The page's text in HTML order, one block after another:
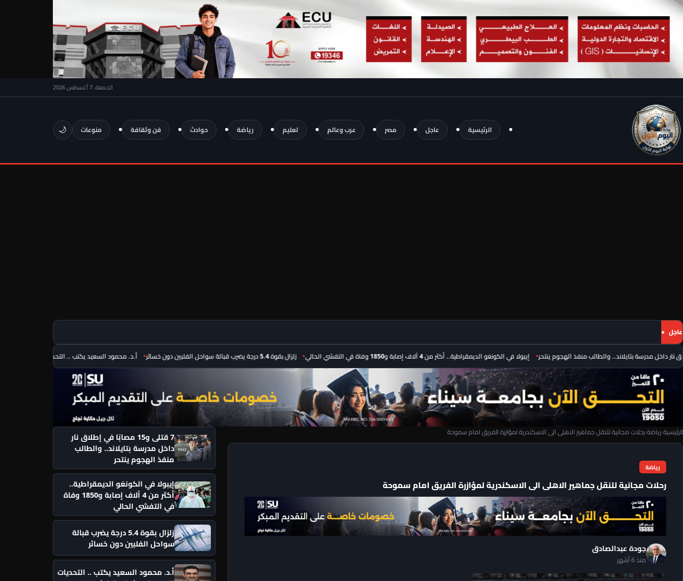
الجمعة، 7 أغسطس 2026
الرئيسية عاجل مصر عرب وعالم تعليم رياضة حوادث فن وثقافة منوعات 🌙
عاجل
إيبولا في الكونغو الديمقراطية.. أكثر من 4 آلاف إصابة و1850 وفاة في التفشي الحالي زلزال بقوة 5.4 درجة يضرب قبالة سواحل الفلبين دون خسائر أ.د. محمود السعيد يكتب .. التحديات التي تواجه شباب
الرئيسية›رياضة›رحلات مجانية للنقل جماهير الاهلى الى الاسكندرية لمؤازرة الفريق امام سموحة
رياضة
رحلات مجانية للنقل جماهير الاهلى الى الاسكندرية لمؤازرة الفريق امام سموحة
جودة عبدالصادق
منذ 6 أشهر
7 قتلى و15 مصابًا في إطلاق نار
داخل مدرسة بتايلاند.. والطالب
منفذ الهجوم ينتحر
إيبولا في الكونغو الديمقراطية..
أكثر من 4 آلاف إصابة و1850 وفاة
في التفشي الحالي
زلزال بقوة 5.4 درجة يضرب قبالة
سواحل الفلبين دون خسائر
أ.د. محمود السعيد يكتب .. التحديات